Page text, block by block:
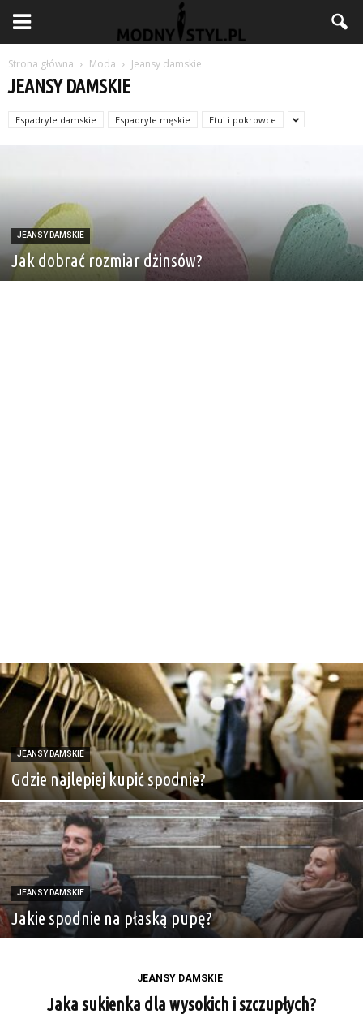
Strona główna Moda Jeansy damskie
JEANSY DAMSKIE
Espadryle damskie Espadryle męskie Etui i pokrowce
JEANSY DAMSKIE
Jak dobrać rozmiar dżinsów?
JEANSY DAMSKIE
Gdzie najlepiej kupić spodnie?
JEANSY DAMSKIE
Jakie spodnie na płaską pupę?
JEANSY DAMSKIE
Jaka sukienka dla wysokich i szczupłych?